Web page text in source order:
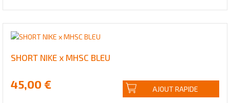
SHORT NIKE x MHSC BLEU
45,00 € AJOUT RAPIDE